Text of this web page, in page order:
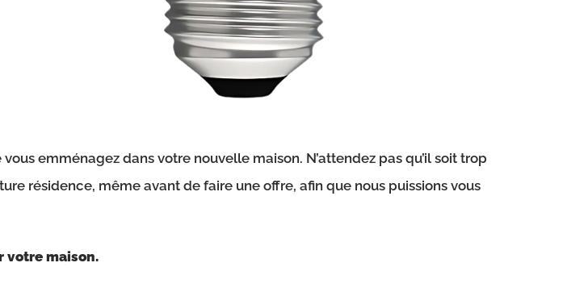
emménagez dans votre nouvelle maison. N’attendez pas qu’il soit trop
résidence, même avant de faire une offre, afin que nous puissions vous
votre maison.